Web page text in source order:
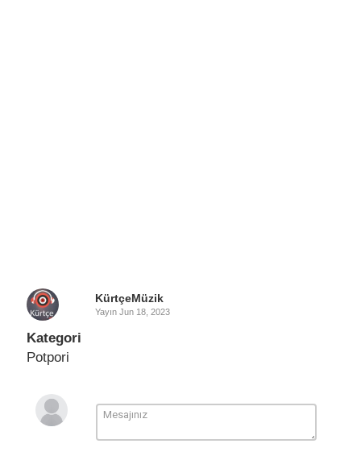
KürtçeMüzik
Yayın Jun 18, 2023
Kategori
Potpori